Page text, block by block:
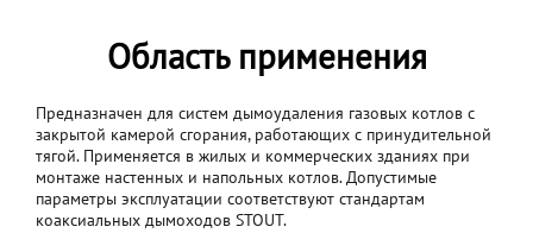
Область применения
Предназначен для систем дымоудаления газовых котлов с
закрытой камерой сгорания, работающих с принудительной
тягой. Применяется в жилых и коммерческих зданиях при
монтаже настенных и напольных котлов. Допустимые
параметры эксплуатации соответствуют стандартам
коаксиальных дымоходов STOUT.